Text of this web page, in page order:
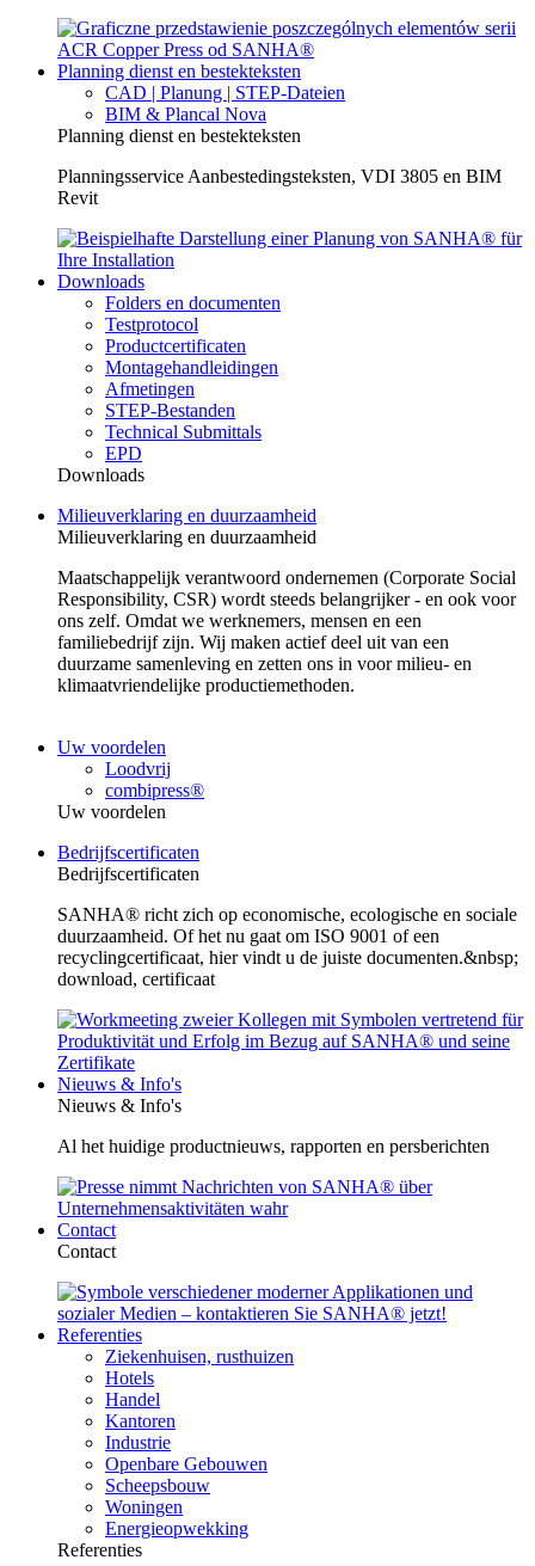
Planning dienst en bestekteksten
CAD | Planung | STEP-Dateien
BIM & Plancal Nova
Planning dienst en bestekteksten
Planningsservice Aanbestedingsteksten, VDI 3805 en BIM
Revit
Downloads
Folders en documenten
Testprotocol
Productcertificaten
Montagehandleidingen
Afmetingen
STEP-Bestanden
Technical Submittals
EPD
Downloads
Milieuverklaring en duurzaamheid
Milieuverklaring en duurzaamheid
Maatschappelijk verantwoord ondernemen (Corporate Social
Responsibility, CSR) wordt steeds belangrijker - en ook voor
ons zelf. Omdat we werknemers, mensen en een
familiebedrijf zijn. Wij maken actief deel uit van een
duurzame samenleving en zetten ons in voor milieu- en
klimaatvriendelijke productiemethoden.
Uw voordelen
Loodvrij
combipress®
Uw voordelen
Bedrijfscertificaten
Bedrijfscertificaten
SANHA® richt zich op economische, ecologische en sociale
duurzaamheid. Of het nu gaat om ISO 9001 of een
recyclingcertificaat, hier vindt u de juiste documenten.&nbsp;
download, certificaat
Nieuws & Info's
Nieuws & Info's
Al het huidige productnieuws, rapporten en persberichten
Contact
Contact
Referenties
Ziekenhuisen, rusthuizen
Hotels
Handel
Kantoren
Industrie
Openbare Gebouwen
Scheepsbouw
Woningen
Energieopwekking
Referenties